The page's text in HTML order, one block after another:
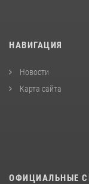
НАВИГАЦИЯ
Новости
Карта сайта
ОФИЦИАЛЬНЫЕ